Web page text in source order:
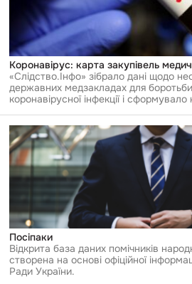
Коронавірус: карта закупівель
«Слідство.Інфо» зібрало дані щодо
державних медзакладах для
коронавірусної інфекції і сформувало
Перейти
до
публікації
Посіпаки
Посіпаки
Відкрита база даних помічників
створена на основі офіційної
Ради України.